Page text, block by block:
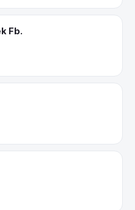
Fb.